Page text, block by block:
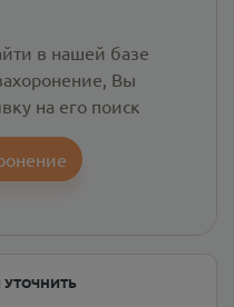
в нашей базе
Вы
на его поиск